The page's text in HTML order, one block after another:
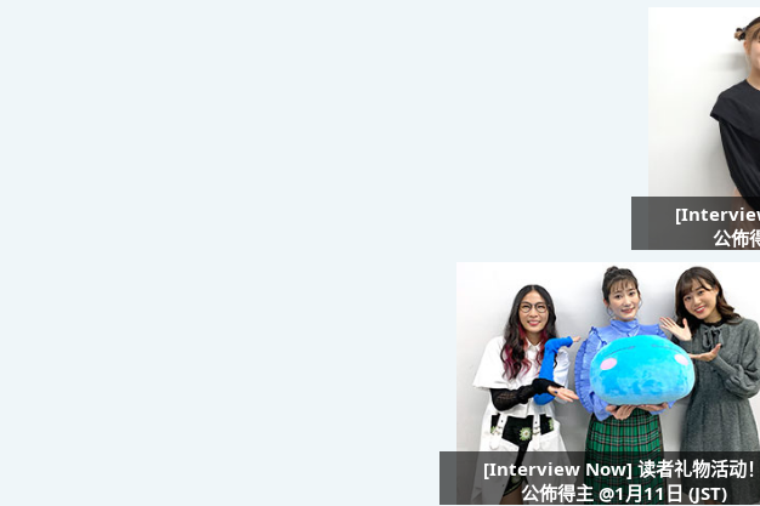
公佈
[Interview Now] 读者礼物活动
公佈得主 @1月11日 (JST)